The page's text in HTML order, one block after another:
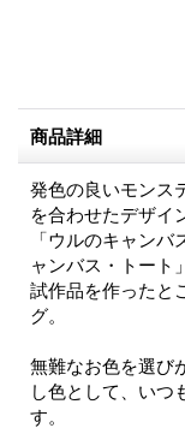
商品詳細
発色の良いモンス
を合わせたデザイ
「ウルのキャン
ャンバス・トート
試作品を作ったと
グ。
無難なお色を選び
し色として、いつ
す。